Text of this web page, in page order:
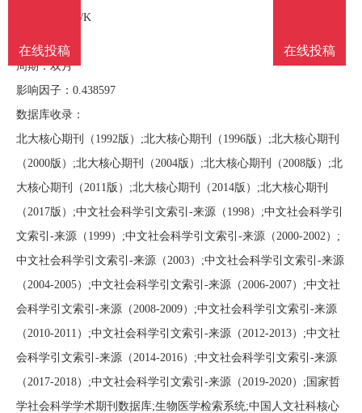
投
稿
系
我
们
CN：11-2765/K
语言：中文
周期：双月
影响因子：0.438597
数据库收录：
北大核心期刊（1992版）;北大核心期刊（1996版）;北大核心期刊
（2000版）;北大核心期刊（2004版）;北大核心期刊（2008版）;北
大核心期刊（2011版）;北大核心期刊（2014版）;北大核心期刊
（2017版）;中文社会科学引文索引-来源（1998）;中文社会科学引
文索引-来源（1999）;中文社会科学引文索引-来源（2000-2002）;
中文社会科学引文索引-来源（2003）;中文社会科学引文索引-来源
（2004-2005）;中文社会科学引文索引-来源（2006-2007）;中文社
会科学引文索引-来源（2008-2009）;中文社会科学引文索引-来源
（2010-2011）;中文社会科学引文索引-来源（2012-2013）;中文社
会科学引文索引-来源（2014-2016）;中文社会科学引文索引-来源
（2017-2018）;中文社会科学引文索引-来源（2019-2020）;国家哲
学社会科学学术期刊数据库;生物医学检索系统;中国人文社科核心
在线投稿
在线投稿